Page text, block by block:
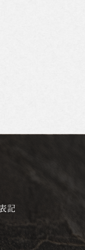
記